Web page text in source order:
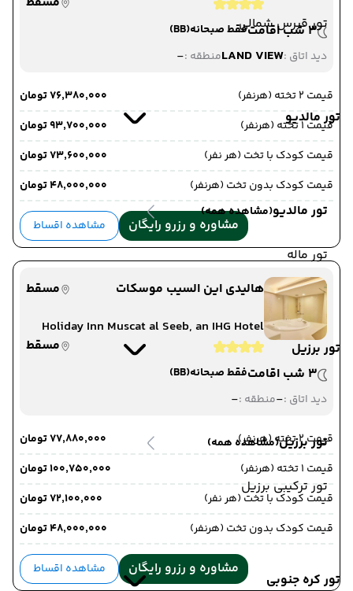
تور قبرس شمالی
تور مالدیو
تور مالدیو(مشاهده همه)
تور ماله
تور برزیل
تور برزیل(مشاهده همه)
تور ترکیبی برزیل
تور کره جنوبی
3 شب اقامت
فقط صبحانه(BB)
دید اتاق :LAND VIEWمنطقه :-
قیمت 2 تخته (هرنفر)
۷۶٬۳۸۰٬۰۰۰ تومان
قیمت 1 تخته (هرنفر)
۹۳٬۷۰۰٬۰۰۰ تومان
قیمت کودک با تخت (هر نفر)
۷۳٬۶۰۰٬۰۰۰ تومان
قیمت کودک بدون تخت (هرنفر)
۴۸٬۰۰۰٬۰۰۰ تومان
مشاوره و رزرو رایگان مشاهده اقساط
هالیدی این السیب موسکات
مسقط
Holiday Inn Muscat al Seeb, an IHG Hotel
مسقط
3 شب اقامت
فقط صبحانه(BB)
دید اتاق :-منطقه :-
قیمت 2 تخته (هرنفر)
۷۷٬۸۸۰٬۰۰۰ تومان
قیمت 1 تخته (هرنفر)
۱۰۰٬۷۵۰٬۰۰۰ تومان
قیمت کودک با تخت (هر نفر)
۷۲٬۱۰۰٬۰۰۰ تومان
قیمت کودک بدون تخت (هرنفر)
۴۸٬۰۰۰٬۰۰۰ تومان
مشاوره و رزرو رایگان مشاهده اقساط